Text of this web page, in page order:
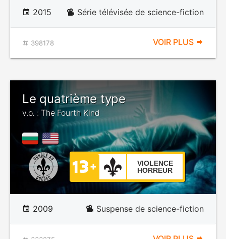
2015 Série télévisée de science-fiction
398178 VOIR PLUS
Le quatrième type
v.o. : The Fourth Kind
VIOLENCE
HORREUR
2009 Suspense de science-fiction